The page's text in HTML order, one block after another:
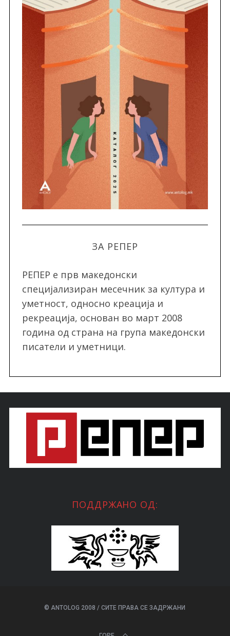
ЗА РЕПЕР
РЕПЕР e прв македонски
специјализиран месечник за култура и
уметност, односно креација и
рекреација, oснован во март 2008
година од страна на група македонски
писатели и уметници.
ПОДДРЖАНО ОД:
© ANTOLOG 2008 / СИТЕ ПРАВА СЕ ЗАДРЖАНИ